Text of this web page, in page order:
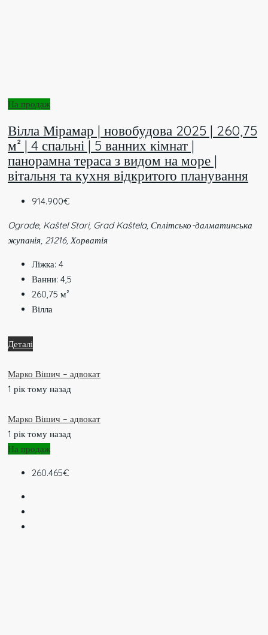
На продаж
Вілла Мірамар | новобудова 2025 | 260,75
м² | 4 спальні | 5 ванних кімнат |
панорамна тераса з видом на море |
вітальня та кухня відкритого планування
914.900€
Ograde, Kaštel Stari, Grad Kaštela, Сплітсько-далматинська
жупанія, 21216, Хорватія
Ліжка: 4
Ванни: 4,5
260,75 м²
Вілла
Деталі
Марко Вішич – адвокат
1 рік тому назад
Марко Вішич – адвокат
1 рік тому назад
На продаж
260.465€